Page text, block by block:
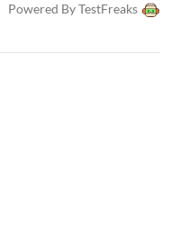
Powered By TestFreaks